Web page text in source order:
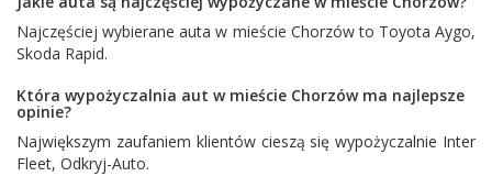
Najczęściej wybierane auta w mieście Chorzów to Toyota Aygo,
Skoda Rapid.
Która wypożyczalnia aut w mieście Chorzów ma najlepsze
opinie?
Największym zaufaniem klientów cieszą się wypożyczalnie Inter
Fleet, Odkryj-Auto.